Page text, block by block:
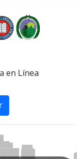
en Línea